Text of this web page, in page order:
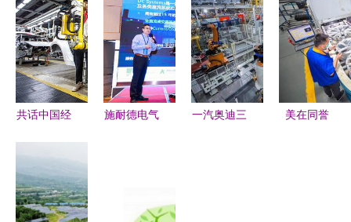
绿量” 提升
发展“含金
量” 新能源
开发
份如何推动
轮毂电机驱
动与制动集
成系统发
展？
产，开启绿
色技术新篇
章
提供“绿色
动力”
共话中国经
专访泰国电
动汽车协会
副会长素罗
施耐德电气
之翼赋能新
一汽奥迪三
美在同誉